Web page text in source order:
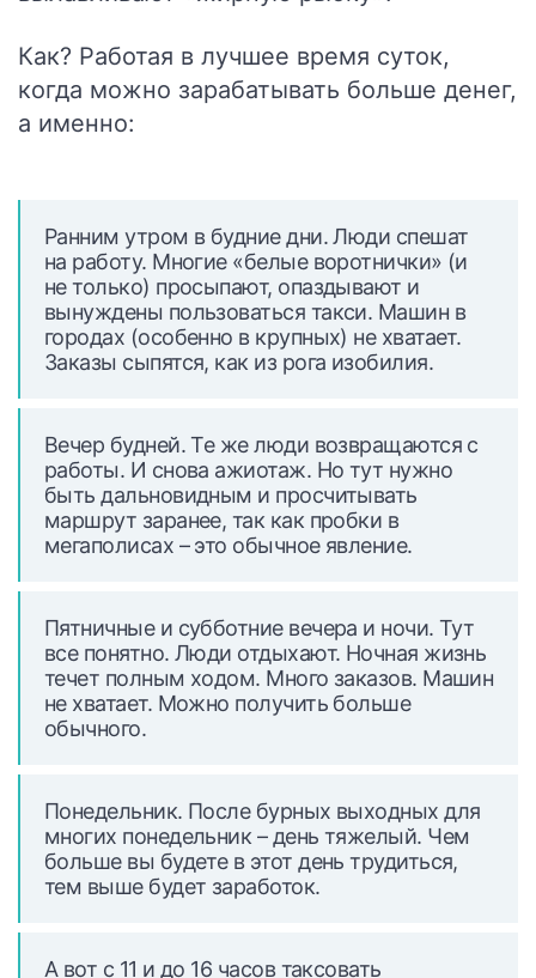
Как? Работая в лучшее время суток,
когда можно зарабатывать больше денег,
а именно:
Ранним утром в будние дни. Люди спешат
на работу. Многие «белые воротнички» (и
не только) просыпают, опаздывают и
вынуждены пользоваться такси. Машин в
городах (особенно в крупных) не хватает.
Заказы сыпятся, как из рога изобилия.
Вечер будней. Те же люди возвращаются с
работы. И снова ажиотаж. Но тут нужно
быть дальновидным и просчитывать
маршрут заранее, так как пробки в
мегаполисах – это обычное явление.
Пятничные и субботние вечера и ночи. Тут
все понятно. Люди отдыхают. Ночная жизнь
течет полным ходом. Много заказов. Машин
не хватает. Можно получить больше
обычного.
Понедельник. После бурных выходных для
многих понедельник – день тяжелый. Чем
больше вы будете в этот день трудиться,
тем выше будет заработок.
А вот с 11 и до 16 часов таксовать